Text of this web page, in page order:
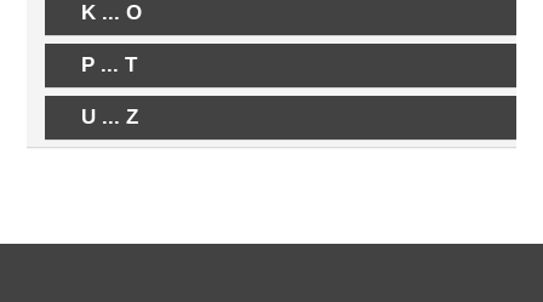
K ... O
P ... T
U ... Z